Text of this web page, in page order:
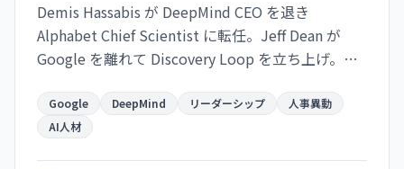
Demis Hassabis が DeepMind CEO を退き
Alphabet Chief Scientist に転任。Jeff Dean が
Google を離れて Discovery Loop を立ち上げ。
時流出が進む。
Google DeepMind リーダーシップ
人事異動
AI人材